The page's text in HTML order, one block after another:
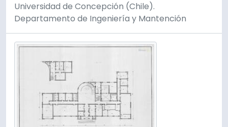
Universidad de Concepción (Chile).
Departamento de Ingeniería y Mantención